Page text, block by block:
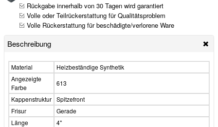
Rückgabe innerhalb von 30 Tagen wird garantiert
Volle oder Teilrückerstattung für Qualitätsproblem
Volle Rückerstattung für beschädigte/verlorene Ware
Beschreibung
Material
Heizbeständige Synthetik
Angezeigte
Farbe
613
Kappenstruktur Spitzefront
Frisur
Gerade
Länge
4"